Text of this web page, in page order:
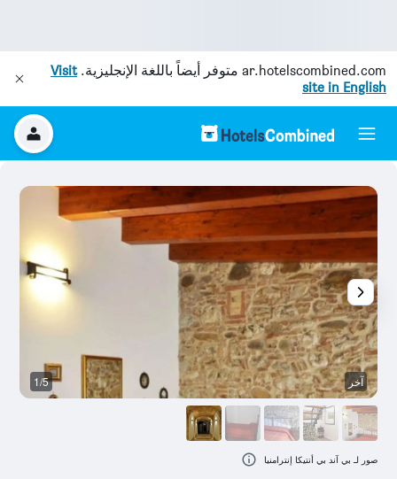
ar.hotelscombined.com متوفر أيضاً باللغة الإنجليزية.Visit
site in English
آخر 1/5
صور لـ بي آند بي أنتيكا إنترامنيا